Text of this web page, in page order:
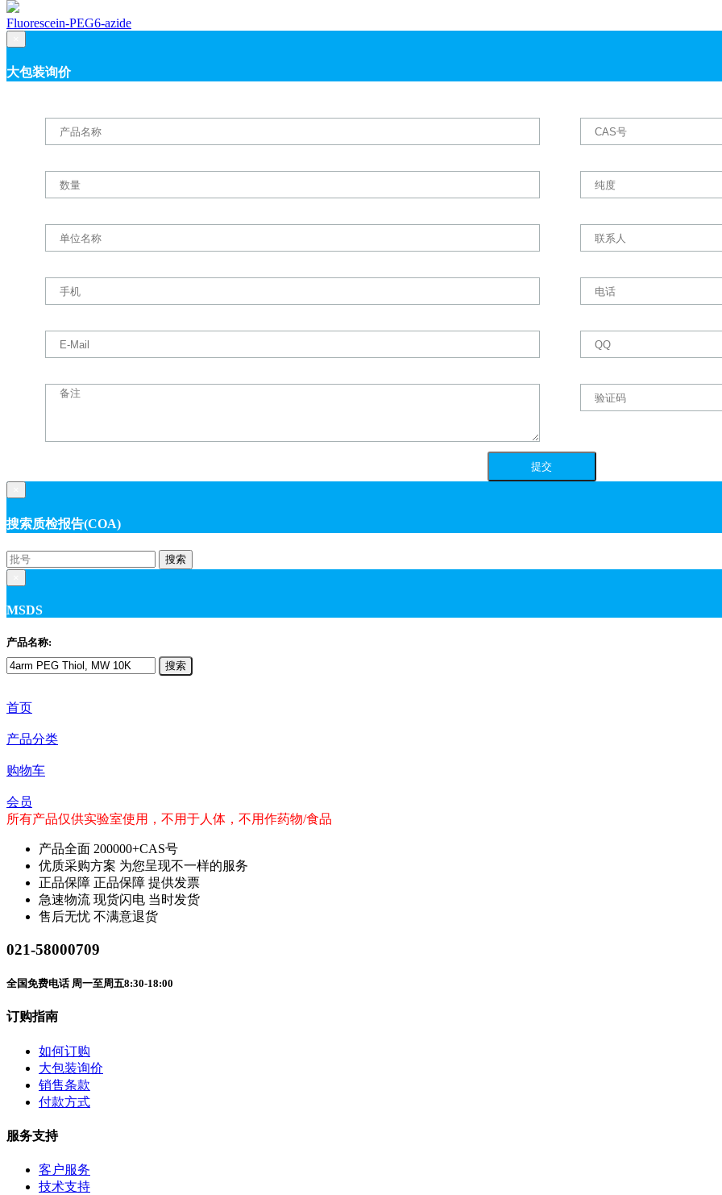
Fluorescein-PEG6-azide
大包装询价
搜索质检报告(COA)
搜索
MSDS
产品名称:
搜索
首页
产品分类
购物车
会员
所有产品仅供实验室使用，不用于人体，不用作药物/食品
产品全面 200000+CAS号
优质采购方案 为您呈现不一样的服务
正品保障 正品保障 提供发票
急速物流 现货闪电 当时发货
售后无忧 不满意退货
021-58000709
全国免费电话 周一至周五8:30-18:00
订购指南
如何订购
大包装询价
销售条款
付款方式
服务支持
客户服务
技术支持